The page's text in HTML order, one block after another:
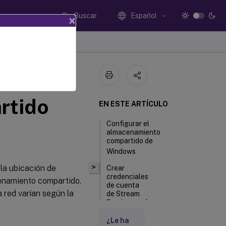
Buscar Español
ubicación de
compartido.
red varían según la
>
EN ESTE ARTÍCULO
Configurar el
almacenamiento
compartido de
Windows
Crear
credenciales
de cuenta
de Stream
Service en el
de dominio
¿Le ha
×